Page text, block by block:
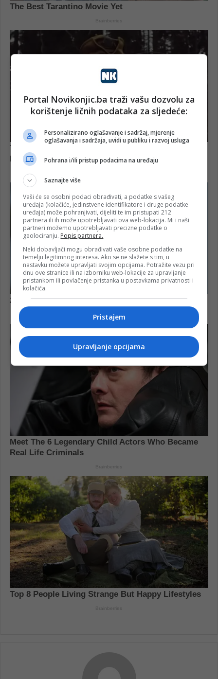
Portal Novikonjic.ba traži vašu dozvolu za
korištenje ličnih podataka za sljedeće:
Personalizirano oglašavanje i sadržaj, mjerenje
oglašavanja i sadržaja, uvidi u publiku i razvoj usluga
Pohrana i/ili pristup podacima na uređaju
Saznajte više
Vaši će se osobni podaci obrađivati, a podatke s vašeg
uređaja (kolačiće, jedinstvene identifikatore i druge podatke
uređaja) može pohranjivati, dijeliti te im pristupati 212
partnera ili ih može upotrebljavati ova web-lokacija. Mi i naši
partneri možemo upotrebljavati precizne podatke o
geolociranju. Popis partnera.
Neki dobavljači mogu obrađivati vaše osobne podatke na
temelju legitimnog interesa. Ako se ne slažete s tim, u
nastavku možete upravljati svojim opcijama. Potražite vezu pri
dnu ove stranice ili na izborniku web-lokacije za upravljanje
pristankom ili povlačenje pristanka u postavkama privatnosti i
kolačića.
Pristajem
Upravljanje opcijama